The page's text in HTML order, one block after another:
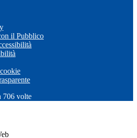
il Pubblico
706 volte